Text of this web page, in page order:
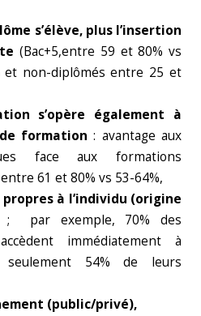
s’élève, plus l’insertion
(Bac+5,entre 59 et 80% vs
et non-diplômés entre 25 et
s’opère également à
formation : avantage aux
face aux formations
61 et 80% vs 53-64%,
à l’individu (origine
; par exemple, 70% des
immédiatement à
seulement 54% de leurs
(public/privé),